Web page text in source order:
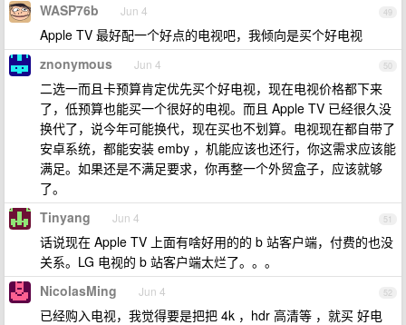
49
WASP76b Jun 4
Apple TV 最好配一个好点的电视吧，我倾向是买个好电视
50
znonymous Jun 4
二选一而且卡预算肯定优先买个好电视，现在电视价格都下来
了，低预算也能买一个很好的电视。而且 Apple TV 已经很久没
换代了，说今年可能换代，现在买也不划算。电视现在都自带了
安卓系统，都能安装 emby ，机能应该也还行，你这需求应该能
满足。如果还是不满足要求，你再整一个外贸盒子，应该就够
了。
51
Tinyang Jun 4
话说现在 Apple TV 上面有啥好用的的 b 站客户端，付费的也没
关系。LG 电视的 b 站客户端太烂了。。。
52
NicolasMing Jun 4
已经购入电视，我觉得要是把把 4k ，hdr 高清等 ，就买 好电